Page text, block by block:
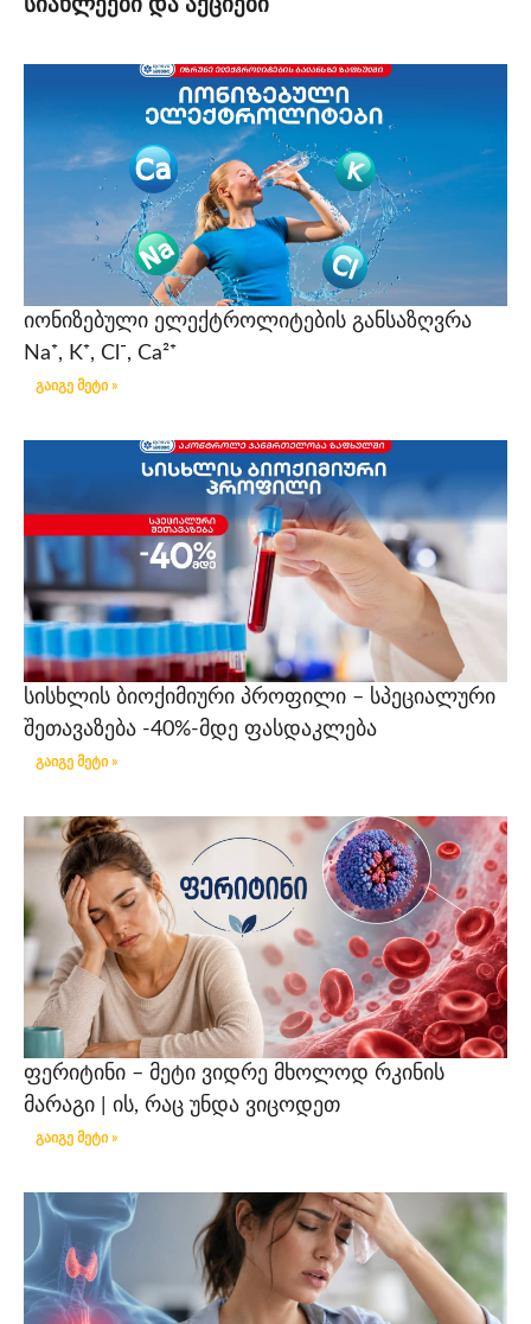
სიახლეები და აქციები
იონიზებული ელექტროლიტების განსაზღვრა
Na⁺, K⁺, Cl⁻, Ca²⁺
გაიგე მეტი »
სისხლის ბიოქიმიური პროფილი – სპეციალური
შეთავაზება -40%-მდე ფასდაკლება
გაიგე მეტი »
ფერიტინი – მეტი ვიდრე მხოლოდ რკინის
მარაგი | ის, რაც უნდა ვიცოდეთ
გაიგე მეტი »